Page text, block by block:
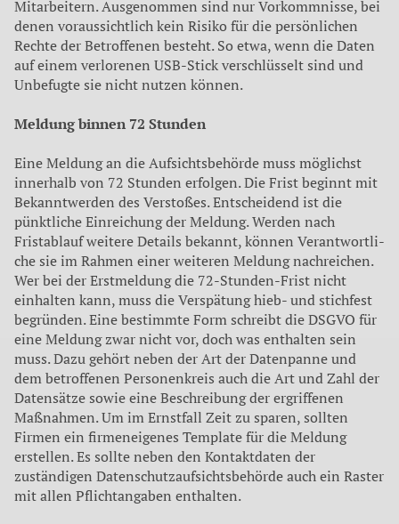
Mitarbeitern. Ausgenom­men sind nur Vorkommnisse, bei
denen voraussichtlich kein Risi­ko für die persönlichen
Rechte der Betroffenen besteht. So etwa, wenn die Daten
auf einem verlo­renen USB-Stick verschlüsselt sind und
Unbefugte sie nicht nut­zen können.
Meldung binnen 72 Stunden
Eine Meldung an die Aufsichtsbe­hörde muss möglichst
innerhalb von 72 Stunden erfolgen. Die Frist beginnt mit
Bekanntwer­den des Verstoßes. Entschei­dend ist die
pünktliche Einrei­chung der Meldung. Werden nach
Fristablauf weitere Details bekannt, können Verantwortli­
che sie im Rahmen einer weite­ren Meldung nachreichen.
Wer bei der Erstmeldung die 72-Stunden-Frist nicht
einhalten kann, muss die Verspätung hieb- und stichfest
begründen. Eine be­stimmte Form schreibt die DSGVO für
eine Meldung zwar nicht vor, doch was enthalten sein
muss. Dazu gehört neben der Art der Datenpanne und
dem betroffenen Personenkreis auch die Art und Zahl der
Datensätze sowie eine Beschreibung der er­griffenen
Maßnahmen. Um im Ernstfall Zeit zu sparen, sollten
Firmen ein firmeneigenes Tem­plate für die Meldung
erstellen. Es sollte neben den Kontaktda­ten der
zuständigen Daten­schutzaufsichtsbehörde auch ein Raster
mit allen Pflichtanga­ben enthalten.